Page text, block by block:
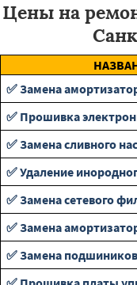
Цены на
✅ Замена
✅ Прошивка
✅ Замена сливного
✅ Удаление
✅ Замена сетевого
✅ Замена
✅ Замена подшиников